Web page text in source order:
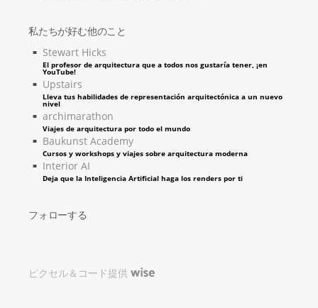
私たちが好む他のこと
Stewart Hicks
El profesor de arquitectura que a todos nos gustaría tener, ¡en
YouTube!
Upstairs
Lleva tus habilidades de representación arquitectónica a un nuevo
nivel
archimarathon
Viajes de arquitectura por todo el mundo
Baukunst Academy
Cursos y workshops y viajes sobre arquitectura moderna
Interior AI
Deja que la Inteligencia Artificial haga los renders por ti
フォローする
ピクセル＆コード提供